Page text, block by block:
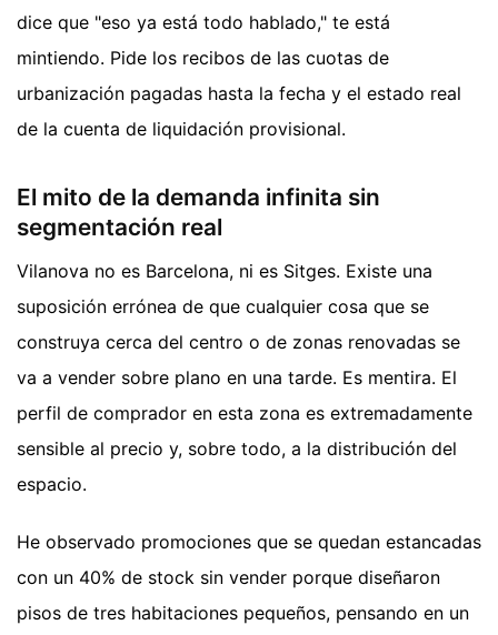
dice que "eso ya está todo hablado," te está
mintiendo. Pide los recibos de las cuotas de
urbanización pagadas hasta la fecha y el estado real
de la cuenta de liquidación provisional.
El mito de la demanda infinita sin
segmentación real
Vilanova no es Barcelona, ni es Sitges. Existe una
suposición errónea de que cualquier cosa que se
construya cerca del centro o de zonas renovadas se
va a vender sobre plano en una tarde. Es mentira. El
perfil de comprador en esta zona es extremadamente
sensible al precio y, sobre todo, a la distribución del
espacio.
He observado promociones que se quedan estancadas
con un 40% de stock sin vender porque diseñaron
pisos de tres habitaciones pequeños, pensando en un